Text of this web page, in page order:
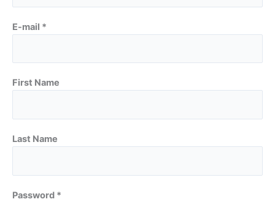
E-mail *
First Name
Last Name
Password *